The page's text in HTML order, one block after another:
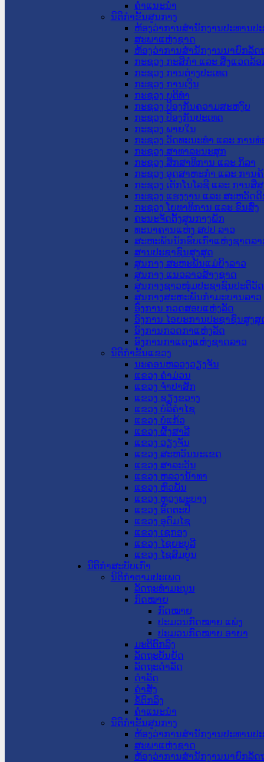
ຄໍາແນະນໍາ
ນິຕິກຳຂັ້ນສູນກາງ
ຫ້ອງວ່າການສໍານັກງານປະທານປ
ສະພາແຫ່ງຊາດ
ຫ້ອງວ່າການສຳນັກງານນາຍົກລັດ
ກະຊວງ ກະສິກຳ ແລະ ສິ່ງແວດລ້ອ
ກະຊວງ ການຕ່າງປະເທດ
ກະຊວງ ການເງິນ
ກະຊວງ ຍຸຕິທໍາ
ກະຊວງ ປ້ອງກັນຄວາມສະຫງົບ
ກະຊວງ ປ້ອງກັນປະເທດ
ກະຊວງ ພາຍໃນ
ກະຊວງ ວັດທະນະທຳ ແລະ ການທ່
ກະຊວງ ສາທາລະນະສຸກ
ກະຊວງ ສຶກສາທິການ ແລະ ກິລາ
ກະຊວງ ອຸດສາຫະກຳ ແລະ ການຄ້
ກະຊວງ ເຕັກໂນໂລຊີ ແລະ ການສື່
ກະຊວງ ແຮງງານ ແລະ ສະຫວັດ
ກະຊວງ ໂຍທາທິການ ແລະ ຂົນສົ່ງ
ຄະນະຈັດຕັ້ງສູນກາງພັກ
ທະນາຄານແຫ່ງ ສປປ ລາວ
ສະຫະພັນນັກຮົບເກົ່າແຫ່ງຊາດລາ
ສານປະຊາຊົນສູງສຸດ
ສູນກາງ ສະຫະພັນແມ່ຍິງລາວ
ສູນກາງ ແນວລາວສ້າງຊາດ
ສູນກາງຊາວໜຸ່ມປະຊາຊົນປະຕິວັ
ສູນກາງສະຫະພັນກຳມະບານລາວ
ອົງການ ກວດສອບແຫ່ງລັດ
ອົງການ ໄອຍະການປະຊາຊົນສູງສຸ
ອົງການກວດກາແຫ່ງລັດ
ອົງການກາແດງແຫ່ງຊາດລາວ
ນິຕິກໍາຂັ້ນແຂວງ
ນະ​ຄອນ​ຫລວງວຽງຈັນ
ແຂວງ ຄໍາມ່ວນ
ແຂວງ ຈໍາປາສັກ
ແຂວງ ຊຽງຂວາງ
ແຂວງ ບໍລິຄໍາໄຊ
ແຂວງ ບໍ່ແກ້ວ
ແຂວງ ຜົ້ງສາລີ
ແຂວງ ວຽງຈັນ
ແຂວງ ສະຫວັນນະເຂດ
ແຂວງ ສາລະວັນ
ແຂວງ ຫລວງນໍ້າທາ
ແຂວງ ຫົວພັນ
ແຂວງ ຫຼວງພະບາງ
ແຂວງ ອັດຕະປື
ແຂວງ ອຸດົມໄຊ
ແຂວງ ເຊກອງ
ແຂວງ ໄຊຍະບູລີ
ແຂວງ ໄຊສົມບູນ
ນິຕິກໍາສະບັບເກົ່າ
ນິຕິກຳຕາມປະເພດ
ລັດຖະທໍາມະນູນ
ກົດໝາຍ
ກົດໝາຍ
ປະມວນກົດໝາຍ ແພ່ງ
ປະມວນກົດໝາຍ ອາຍາ
ມະຕິຕົກລົງ
ລັດຖະບັນຍັດ
ລັດຖະດໍາລັດ
ດໍາລັດ
ຄໍາສັ່ງ
ຂໍ້ຕົກລົງ
ຄໍາແນະນໍາ
ນິຕິກໍາຂັ້ນສູນກາງ
ຫ້ອງວ່າການສໍານັກງານປະທານປ
ສະພາແຫ່ງຊາດ
ຫ້ອງວ່າການສຳນັກງານນາຍົກລັດ